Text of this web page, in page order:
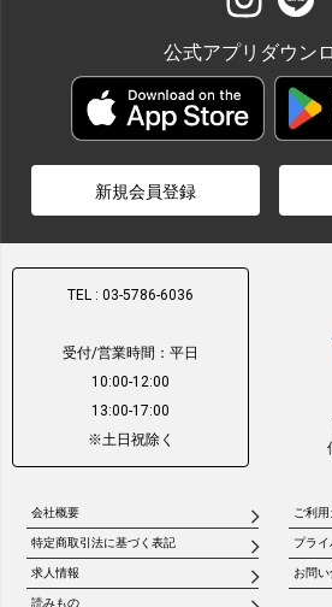
公式アプリダウン
新規会員登録
TEL : 03-5786-6036
受付/営業時間：平日
10:00-12:00
13:00-17:00
※土日祝除く
会社概要 ご利用
特定商取引法に基づく表記 プラ
求人情報 お問
読みもの